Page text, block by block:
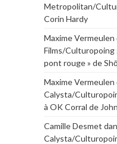
Metropolitan/
Corin Hardy
Maxime Vermeulen
Films/Culturopoing
pont rouge » de
Maxime Vermeulen
Calysta/
à OK Corral de
Camille Desmet
Calysta/